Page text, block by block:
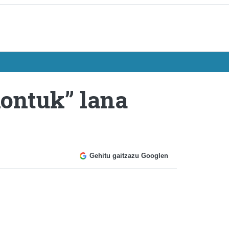
lana
Gehitu gaitzazu Googlen